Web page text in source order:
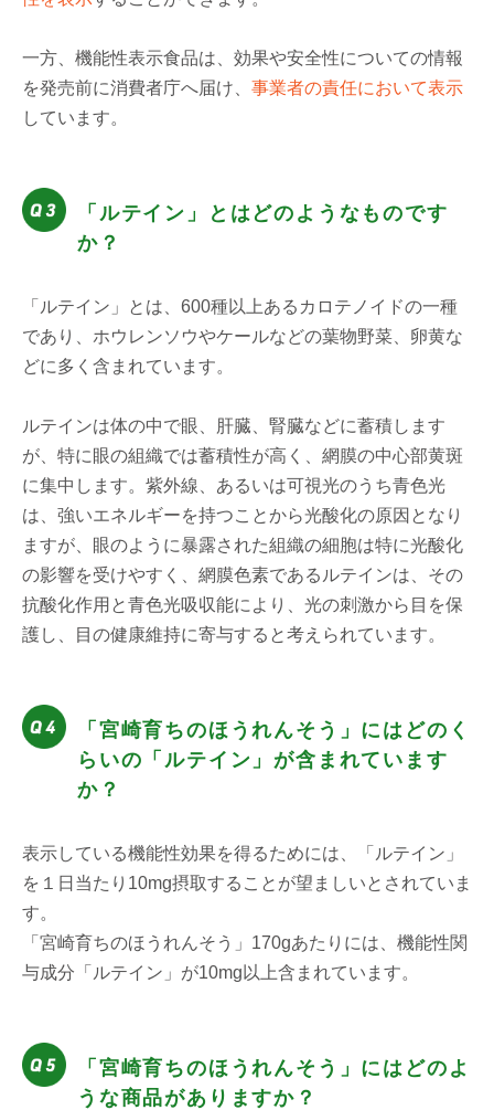
一方、機能性表示食品は、効果や安全性についての情報
を発売前に消費者庁へ届け、 事業者の責任において表示
しています。
「ルテイン」とはどのようなものです
か？
「ルテイン」とは、600種以上あるカロテノイドの一種
であり、ホウレンソウやケールなどの葉物野菜、卵黄な
どに多く含まれています。
ルテインは体の中で眼、肝臓、腎臓などに蓄積します
が、特に眼の組織では蓄積性が高く、網膜の中心部黄斑
に集中します。紫外線、あるいは可視光のうち青色光
は、強いエネルギーを持つことから光酸化の原因となり
ますが、眼のように暴露された組織の細胞は特に光酸化
の影響を受けやすく、網膜色素であるルテインは、その
抗酸化作用と青色光吸収能により、光の刺激から目を保
護し、目の健康維持に寄与すると考えられています。
「宮崎育ちのほうれんそう」にはどのく
らいの「ルテイン」が含まれています
か？
表示している機能性効果を得るためには、「ルテイン」
を１日当たり10mg摂取することが望ましいとされていま
す。
「宮崎育ちのほうれんそう」170gあたりには、機能性関
与成分「ルテイン」が10mg以上含まれています。
「宮崎育ちのほうれんそう」にはどのよ
うな商品がありますか？